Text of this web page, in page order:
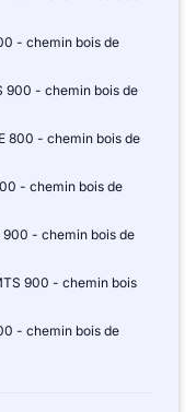
- chemin bois de
900 - chemin bois de
800 - chemin bois de
- chemin bois de
900 - chemin bois de
900 - chemin bois
- chemin bois de